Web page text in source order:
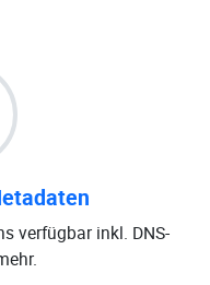
verfügbar inkl. DNS-